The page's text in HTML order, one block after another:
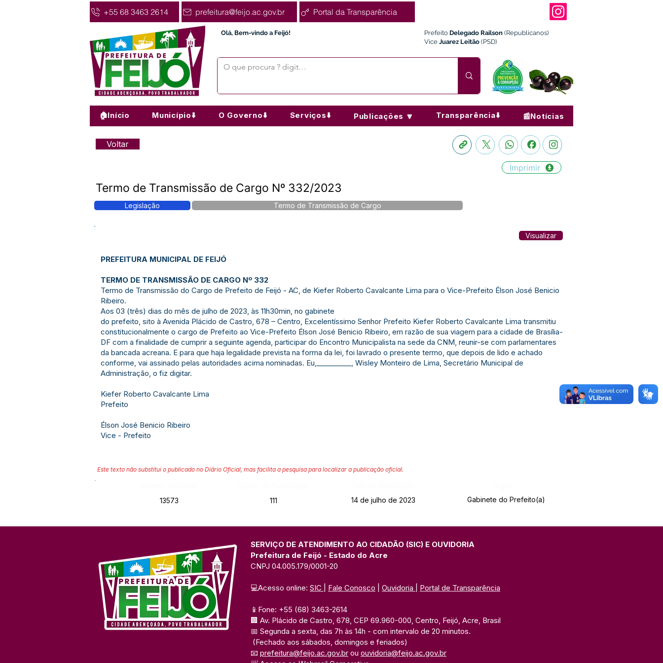
+55 68 3463 2614 prefeitura@feijo.ac.gov.br Portal da Transparência
Olá, Bem-vindo a Feijó! Prefeito Delegado Railson (Republicanos)
Vice Juarez Leitão (PSD)
🏠Início Município⬇️ O Governo⬇️ Serviços⬇️ Publicações 🔽 Transparência⬇️ 📰Notícias
Voltar
Imprimir
Termo de Transmissão de Cargo Nº 332/2023
Legislação Termo de Transmissão de Cargo
Visualizar
PREFEITURA MUNICIPAL DE FEIJÓ
TERMO DE TRANSMISSÃO DE CARGO Nº 332
Termo de Transmissão do Cargo de Prefeito de Feijó - AC, de Kiefer Roberto Cavalcante Lima para o Vice-Prefeito Élson José Benicio
Ribeiro.
Aos 03 (três) dias do mês de julho de 2023, às 11h30min, no gabinete
do prefeito, sito à Avenida Plácido de Castro, 678 – Centro, Excelentíssimo Senhor Prefeito Kiefer Roberto Cavalcante Lima transmitiu
constitucionalmente o cargo de Prefeito ao Vice-Prefeito Élson José Benicio Ribeiro, em razão de sua viagem para a cidade de Brasília-
DF com a finalidade de cumprir a seguinte agenda, participar do Encontro Municipalista na sede da CNM, reunir-se com parlamentares
da bancada acreana. E para que haja legalidade prevista na forma da lei, foi lavrado o presente termo, que depois de lido e achado
conforme, vai assinado pelas autoridades acima nominadas. Eu,__________, Wisley Monteiro de Lima, Secretário Municipal de
Administração, o fiz digitar.
Kiefer Roberto Cavalcante Lima
Prefeito
Élson José Benicio Ribeiro
Vice - Prefeito
Este texto não substitui o publicado no Diário Oficial, mas facilita a pesquisa para localizar a publicação oficial.
13573
111 14 de julho de 2023 Gabinete do Prefeito(a)
SERVIÇO DE ATENDIMENTO AO CIDADÃO (SIC) E OUVIDORIA
Prefeitura de Feijó - Estado do Acre
CNPJ 04.005.179/0001-20
💻Acesso online: SIC Fale Conosco Ouvidoria Portal de Transparência
📱Fone: +55 (68) 3463-2614
🏢 Av. Plácido de Castro, 678, CEP 69.960-000, Centro, Feijó, Acre, Brasil
📅 Segunda a sexta, das 7h às 14h - com intervalo de 20 minutos.
(Fechado aos sábados, domingos e feriados)
📧 prefeitura@feijo.ac.gov.br ou ouvidoria@feijo.ac.gov.br